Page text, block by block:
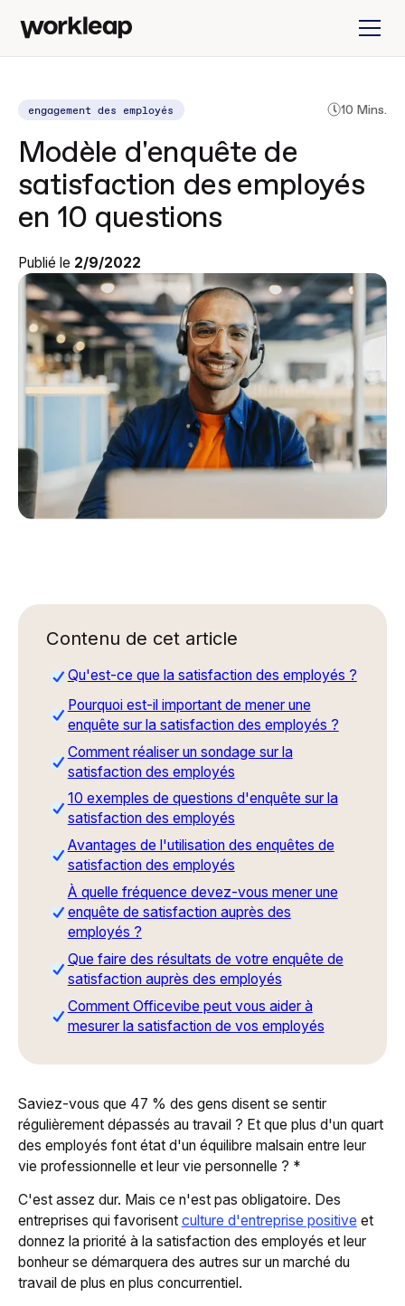
engagement des employés 10 Mins.
Modèle d'enquête de
satisfaction des employés
en 10 questions
Publié le 2/9/2022
Contenu de cet article
Qu'est-ce que la satisfaction des employés ?
Pourquoi est-il important de mener une
enquête sur la satisfaction des employés ?
Comment réaliser un sondage sur la
satisfaction des employés
10 exemples de questions d'enquête sur la
satisfaction des employés
Avantages de l'utilisation des enquêtes de
satisfaction des employés
À quelle fréquence devez-vous mener une
enquête de satisfaction auprès des
employés ?
Que faire des résultats de votre enquête de
satisfaction auprès des employés
Comment Officevibe peut vous aider à
mesurer la satisfaction de vos employés
Saviez-vous que 47 % des gens disent se sentir
régulièrement dépassés au travail ? Et que plus d'un quart
des employés font état d'un équilibre malsain entre leur
vie professionnelle et leur vie personnelle ? *
C'est assez dur. Mais ce n'est pas obligatoire. Des
entreprises qui favorisent culture d'entreprise positive et
donnez la priorité à la satisfaction des employés et leur
bonheur se démarquera des autres sur un marché du
travail de plus en plus concurrentiel.